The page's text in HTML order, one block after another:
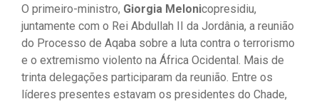
O primeiro-ministro, Giorgia Melonicopresidiu,
juntamente com o Rei Abdullah II da Jordânia, a reunião
do Processo de Aqaba sobre a luta contra o terrorismo
e o extremismo violento na África Ocidental. Mais de
trinta delegações participaram da reunião. Entre os
líderes presentes estavam os presidentes do Chade,